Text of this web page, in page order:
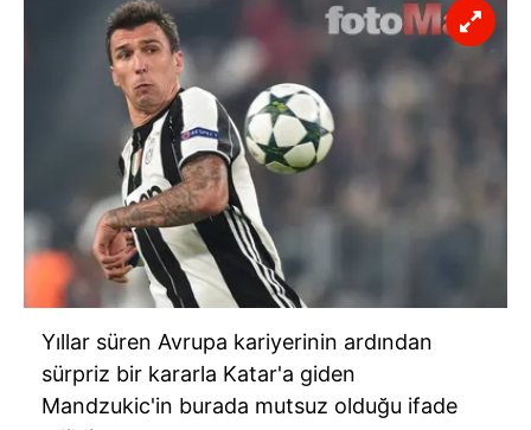
Yıllar süren Avrupa kariyerinin ardından
sürpriz bir kararla Katar'a giden
Mandzukic'in burada mutsuz olduğu ifade